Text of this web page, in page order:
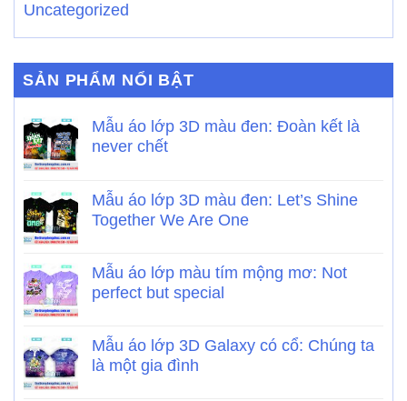
Uncategorized
SẢN PHẨM NỔI BẬT
Mẫu áo lớp 3D màu đen: Đoàn kết là
never chết
Mẫu áo lớp 3D màu đen: Let’s Shine
Together We Are One
Mẫu áo lớp màu tím mộng mơ: Not
perfect but special
Mẫu áo lớp 3D Galaxy có cổ: Chúng ta
là một gia đình